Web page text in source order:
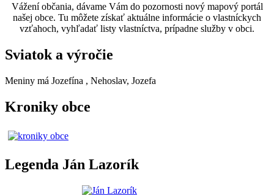
Vážení občania, dávame Vám do pozornosti nový mapový portál
našej obce. Tu môžete získať aktuálne informácie o vlastníckych
vzťahoch, vyhľadať listy vlastníctva, prípadne služby v obci.
Sviatok a výročie
Meniny má Jozefína , Nehoslav, Jozefa
Kroniky obce
Legenda Ján Lazorík